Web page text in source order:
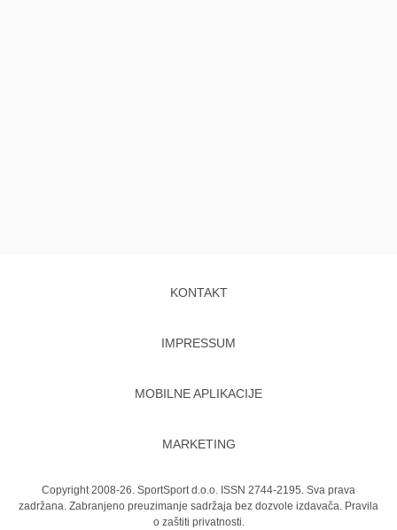
KONTAKT
IMPRESSUM
MOBILNE APLIKACIJE
MARKETING
Copyright 2008-26. SportSport d.o.o. ISSN 2744-2195. Sva prava
zadržana. Zabranjeno preuzimanje sadržaja bez dozvole izdavača. Pravila
o zaštiti privatnosti.